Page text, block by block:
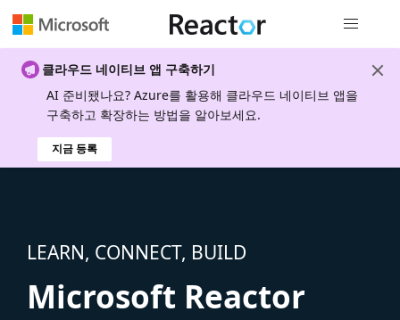
클라우드 네이티브 앱 구축하기
AI 준비됐나요? Azure를 활용해 클라우드 네이티브 앱을
구축하고 확장하는 방법을 알아보세요.
지금 등록
LEARN, CONNECT, BUILD
Microsoft Reactor